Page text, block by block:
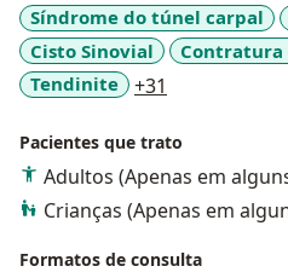
Síndrome do túnel carpal
Cisto Sinovial
Tendinite
+31
Pacientes que trato
Adultos (Apenas em
Crianças (Apenas em
Formatos de consulta